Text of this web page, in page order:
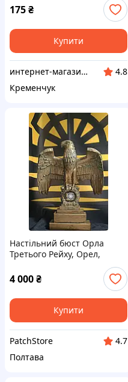
175₴
Купити
интернет-магазин "Щаслива скарбничка"
4.8
Кременчук
Настільний бюст Орла
Третього Рейху, Орел,
Імперський Орел, статуетка
Орла, статуетка Орла Рейха
4 000₴
Купити
PatchStore
4.7
Полтава